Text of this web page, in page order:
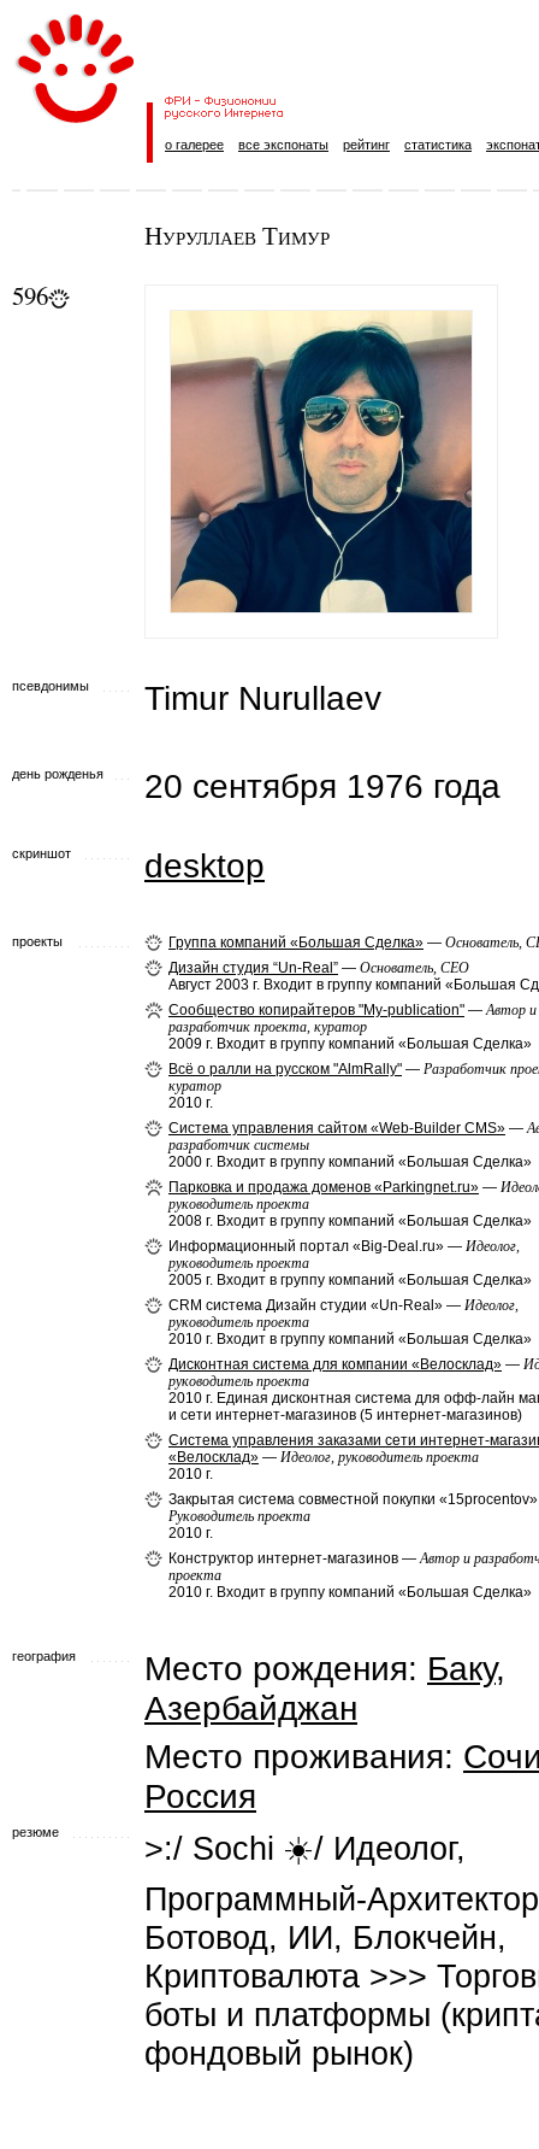
о галерее все экспонаты рейтинг статистика
Нуруллаев Тимур
596
псевдонимы Timur Nurullaev
день рожденья 20 сентября 1976 года
скриншот desktop
проекты Группа компаний «Большая Сделка» — Основатель,
Дизайн студия “Un-Real” — Основатель, CEO
Август 2003 г. Входит в группу компаний «Большая
Сообщество копирайтеров "My-publication" —Автор и
разработчик проекта, куратор
2009 г. Входит в группу компаний «Большая Сделка»
Всё о ралли на русском "AlmRally" — Разработчик
куратор
2010 г.
Система управления сайтом «Web-Builder CMS» —
разработчик системы
2000 г. Входит в группу компаний «Большая Сделка»
Парковка и продажа доменов «Parkingnet.ru» —
руководитель проекта
2008 г. Входит в группу компаний «Большая Сделка»
Информационный портал «Big-Deal.ru» — Идеолог,
руководитель проекта
2005 г. Входит в группу компаний «Большая Сделка»
CRM система Дизайн студии «Un-Real» — Идеолог,
руководитель проекта
2010 г. Входит в группу компаний «Большая Сделка»
Дисконтная система для компании «Велосклад» —
руководитель проекта
2010 г. Единая дисконтная система для офф-лайн
и сети интернет-магазинов (5 интернет-магазинов)
Система управления заказами сети интернет-
«Велосклад» — Идеолог, руководитель проекта
2010 г.
Закрытая система совместной покупки
Руководитель проекта
2010 г.
Конструктор интернет-магазинов —Автор и
проекта
2010 г. Входит в группу компаний «Большая Сделка»
география Место рождения: Баку,
Азербайджан
Место проживания:
Россия
резюме
>:/ Sochi ☀️/ Идеолог,
Программный-
Ботовод, ИИ, Блокчейн,
Криптовалюта >>>
боты и платформы
фондовый рынок)